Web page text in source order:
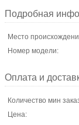
Подробная
Место
Номер модели:
Оплата и
Количество мин
Цена: